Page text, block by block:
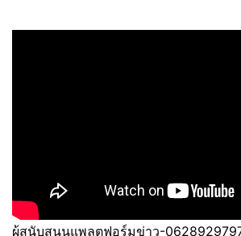
ผู้สนับสนุนแพลตฟอร์มข่าว-